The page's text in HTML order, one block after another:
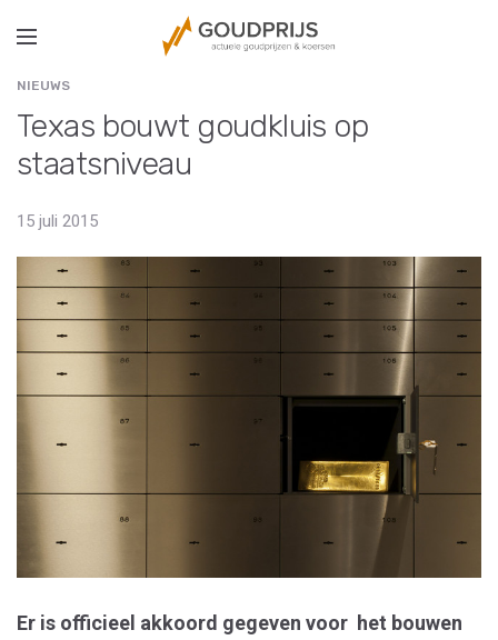
NIEUWS
Texas bouwt goudkluis op
staatsniveau
15 juli 2015
Er is officieel akkoord gegeven voor het bouwen